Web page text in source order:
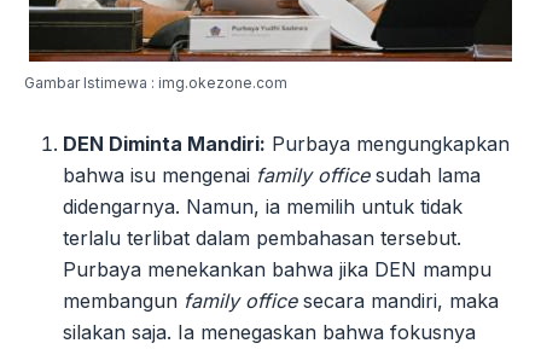
Gambar Istimewa : img.okezone.com
DEN Diminta Mandiri: Purbaya mengungkapkan
bahwa isu mengenai family officesudah lama
didengarnya. Namun, ia memilih untuk tidak
terlalu terlibat dalam pembahasan tersebut.
Purbaya menekankan bahwa jika DEN mampu
membangun family officesecara mandiri, maka
silakan saja. Ia menegaskan bahwa fokusnya